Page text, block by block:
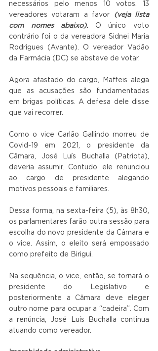
necessários pelo menos 10 votos. 13
vereadores votaram a favor (veja lista
com nomes abaixo). O único voto
contrário foi o da vereadora Sidnei Maria
Rodrigues (Avante). O vereador Vadão
da Farmácia (DC) se absteve de votar.
Agora afastado do cargo, Maffeis alega
que as acusações são fundamentadas
em brigas políticas. A defesa dele disse
que vai recorrer.
Como o vice Carlão Gallindo morreu de
Covid-19 em 2021, o presidente da
Câmara, José Luís Buchalla (Patriota),
deveria assumir. Contudo, ele renunciou
ao cargo de presidente alegando
motivos pessoais e familiares.
Dessa forma, na sexta-feira (5), às 8h30,
os parlamentares farão outra sessão para
escolha do novo presidente da Câmara e
o vice. Assim, o eleito será empossado
como prefeito de Birigui.
Na sequência, o vice, então, se tornará o
presidente do Legislativo e
posteriormente a Câmara deve eleger
outro nome para ocupar a “cadeira”. Com
a renúncia, José Luís Buchalla continua
atuando como vereador.